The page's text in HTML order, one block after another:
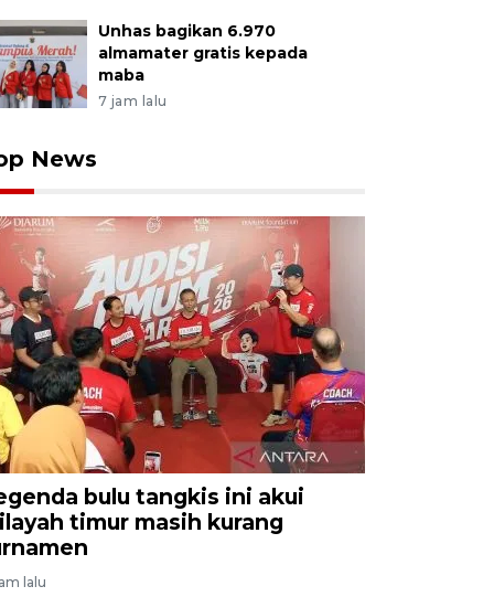
Unhas bagikan 6.970
almamater gratis kepada
maba
7 jam lalu
News
bulu tangkis ini akui
timur masih kurang
lalu